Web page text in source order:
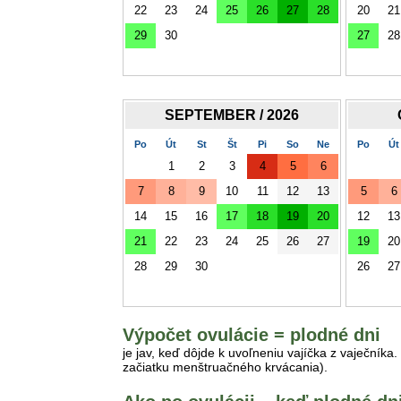
22
23 24 25 26 27
28
29
30
20
21
27
28
SEPTEMBER / 2026
Po Út St Št Pi So Ne
1 2 3 4 5
6
7
8 9 10 11 12
13
14
15 16 17 18 19
20
21
22 23 24 25 26
27
28
29 30
Po Út
5
6
12
13
19
20
26
27
Výpočet ovulácie = plodné dni
je jav, keď dôjde k uvoľneniu vajíčka z
začiatku menštruačného krvácania).